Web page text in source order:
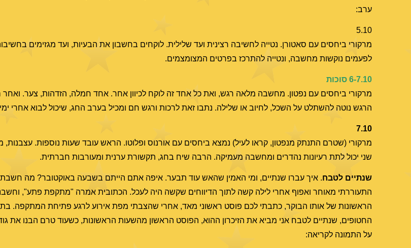
ערב:
5.10
מרקורי ביחסים עם סאטורן. נטייה לחשיבה רצינית ועד שלילית. לוקחים בחשבון את הבעיות, ועד מגזימים
לפעמים נוקשות מחשבה, ונטייה להתרכז בפרטים המצומצמים.
6-7.10 סוכות
מרקורי ביחסים עם נפטון. מחשבה מלאה רגש, ואת כל אחד זה לוקח לכיוון אחר. אחד חמלה, הזדהות, צער. ואחר
הרגש נוטה להשתלט על השכל, לחיוב או שלילה. נתבו זאת לרכות ורגש חם ומכיל בערב החג, שיכול לבוא אחרי
7.10
מרקורי (שטרם התנתק מנפטון, קראו לעיל) נמצא ביחסים עם אורנוס ופלוטו. הראש עובד שעות נוספות.
שני יכול לתת רעיונות נהדרים ומחשבה מעמיקה. הרבה שיח בחג, תקשורת ערנית ומעורבות חברתית.
שנתיים לטבח. איך עברו שנתיים, ומי האמין שהאש עוד תבער. איפה אתם הייתם בשבעה באוקטובר? מה
התעוררתי מאוחר ואפוף אחרי לילה קשה לתוך הדיווחים שקשה היה לעכל. הכתובית אמרה "מתקפת פתע",
הראשונות של אותו הבוקר, כתבתי לכם פוסט ראשוני מאד, אחרי שהצבתי מפת אירוע לרגע פתיחת המתקפה.
החטופים, שנתיים לטבח אני מביא את הזיכרון ההוא, הפוסט הראשון מהשעות הראשונות, כשעוד טרם הבנו את
על התמונה לקריאה: